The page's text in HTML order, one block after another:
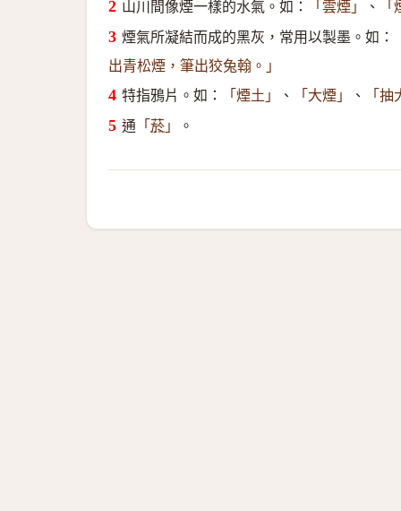
山川間像煙一樣的水氣。如： 「雲煙」 、 「
煙氣所凝結而成的黑灰，常用以製墨。如：
出青松煙，筆出狡兔翰。」
特指鴉片。如： 「煙土」 、 「大煙」 、 「抽
通 「菸 」 。